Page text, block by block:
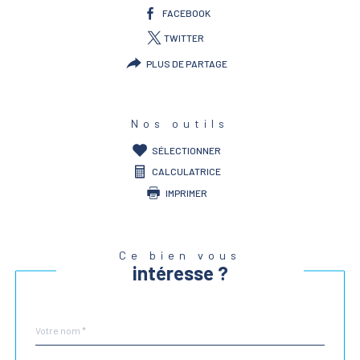
FACEBOOK
TWITTER
PLUS DE PARTAGE
Nos outils
SÉLECTIONNER
CALCULATRICE
IMPRIMER
Ce bien vous
intéresse ?
par
*